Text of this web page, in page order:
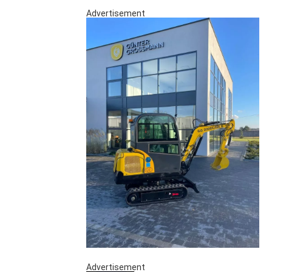
Advertisement
Advertisement